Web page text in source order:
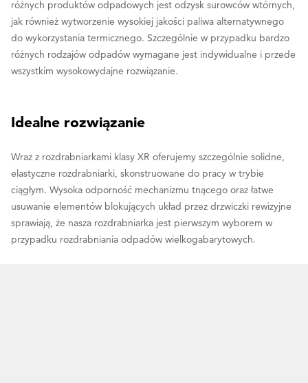
różnych produktów odpadowych jest odzysk surowców wtórnych,
jak również wytworzenie wysokiej jakości paliwa alternatywnego
do wykorzystania termicznego. Szczególnie w przypadku bardzo
różnych rodzajów odpadów wymagane jest indywidualne i przede
wszystkim wysokowydajne rozwiązanie.
Idealne rozwiązanie
Wraz z rozdrabniarkami klasy XR oferujemy szczególnie solidne,
elastyczne rozdrabniarki, skonstruowane do pracy w trybie
ciągłym. Wysoka odporność mechanizmu tnącego oraz łatwe
usuwanie elementów blokujących układ przez drzwiczki rewizyjne
sprawiają, że nasza rozdrabniarka jest pierwszym wyborem w
przypadku rozdrabniania odpadów wielkogabarytowych.